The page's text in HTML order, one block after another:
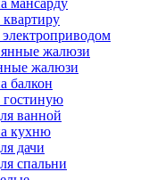
мансарду
жалюзи
жалюзи
балкон
ванной
кухню
дачи
спальни